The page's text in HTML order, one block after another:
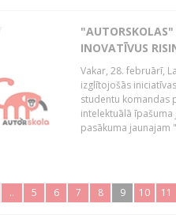
INOVATĪVUS
Vakar, 28. februārī,
izglītojošās
studentu komandas
intelektuālā
pasākuma jaunajam
.. 5 6 7 8 9 10 11